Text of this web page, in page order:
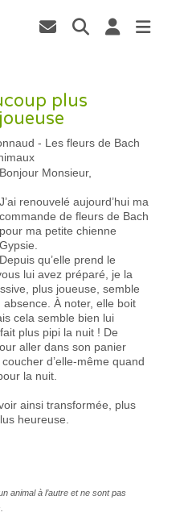
plus
- Les fleurs de Bach
Bonjour Monsieur,
J’ai renouvelé aujourd’hui ma
commande de fleurs de Bach
pour ma petite chienne
Gypsie.
Depuis qu’elle prend le
lui avez préparé, je la
plus joueuse, semble
À noter, elle boit
cela semble bien lui
plus pipi la nuit ! De
aller dans son panier
d’elle-même quand
la nuit.
ainsi transformée, plus
heureuse.
animal à l’autre et ne sont pas